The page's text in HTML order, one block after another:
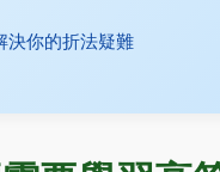
決你的折法疑難